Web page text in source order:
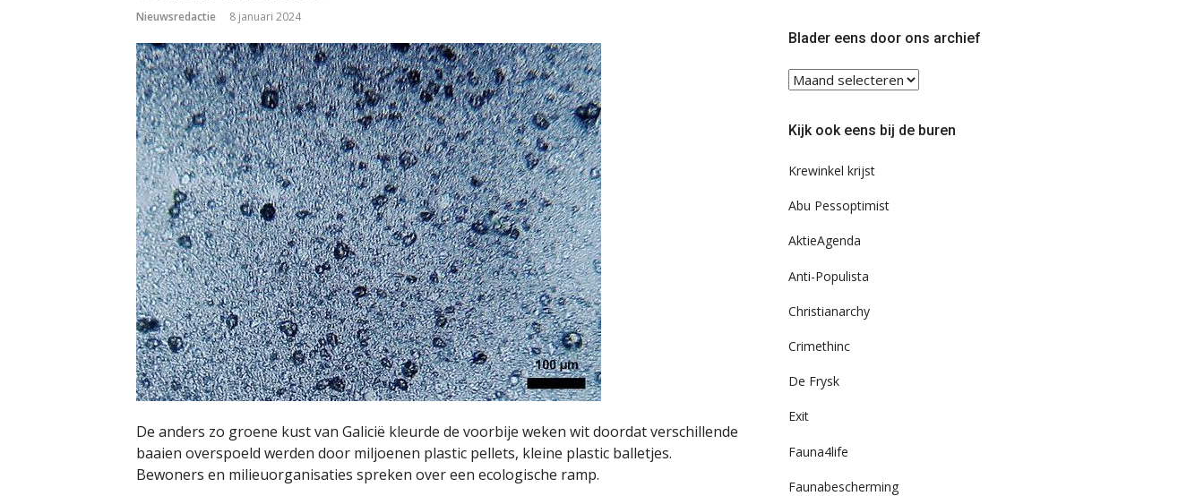
Nieuwsredactie 8 januari 2024
De anders zo groene kust van Galicië kleurde de voorbije weken wit doordat verschillende
baaien overspoeld werden door miljoenen plastic pellets, kleine plastic balletjes.
Bewoners en milieuorganisaties spreken over een ecologische ramp.
TwitterFacebook
Blader eens door ons archief
Blader
eens
ons
Kijk ook eens bij de buren
Krewinkel krijst
Abu Pessoptimist
AktieAgenda
Anti-Populista
Christianarchy
Crimethinc
De Frysk
Exit
Fauna4life
Faunabescherming